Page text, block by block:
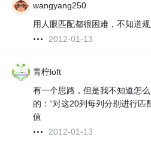
wangyang250
用人眼匹配都很困难，不知道规
2012-01-13
青柠loft
有一个思路，但是我不知道怎
的：“对这20列每列分别进行匹
值
2012-01-13